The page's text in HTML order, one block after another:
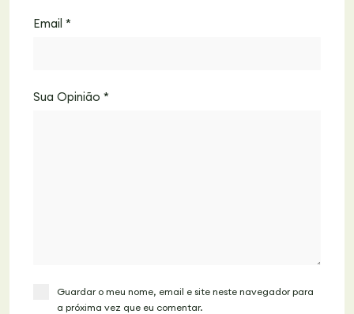
Email *
Sua Opinião *
Guardar o meu nome, email e site neste navegador para
a próxima vez que eu comentar.